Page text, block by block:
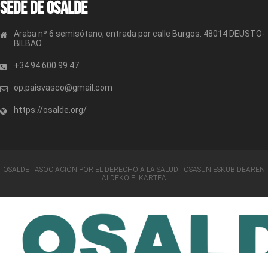
Sede de OSALDE
Araba nº 6 semisótano, entrada por calle Burgos. 48014 DEUSTO-
BILBAO
+34 94 600 99 47
op.paisvasco@gmail.com
https://osalde.org/
OSALDE | ASOCIACIÓN POR EL DERECHO A LA SALUD · OSASUN ESKUBIDEAREN
ALDEKO ELKARTEA